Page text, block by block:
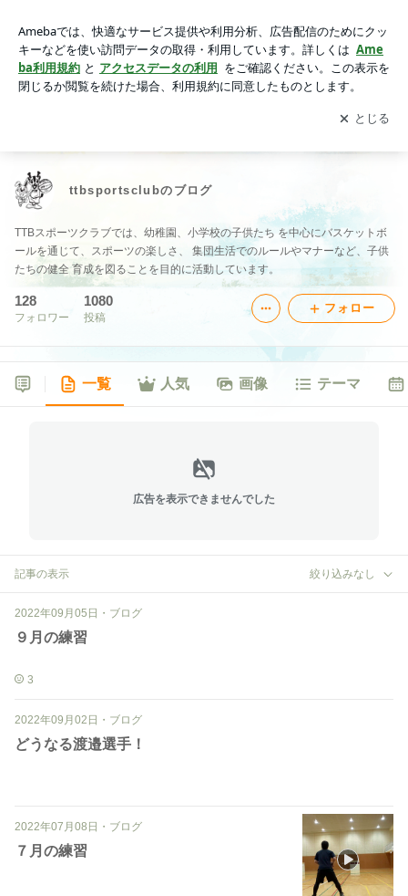
アプリをダウンロードして ブログの更新通知
を受け取りまし
ょう。
開く
ttbsportsclubのブログ
TTBスポーツクラブでは、幼稚園、小学校の子供たち を中心にバスケットボ
ールを通じて、スポーツの楽しさ、 集団生活でのルールやマナーなど、子供
たちの健全 育成を図ることを目的に活動しています。
128
フォロワー
1080
投稿
フォロー
一覧 人気 画像 テーマ
広告を表示できませんでした
記事の表示 絞り込みなし
2022年09月05日 ・ ブログ
９月の練習
3
2022年09月02日 ・ ブログ
どうなる渡邉選手！
2022年07月08日 ・ ブログ
７月の練習